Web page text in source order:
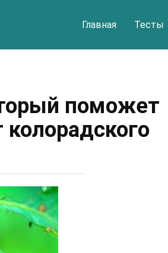
Главная Тесты
поможет
колорадского